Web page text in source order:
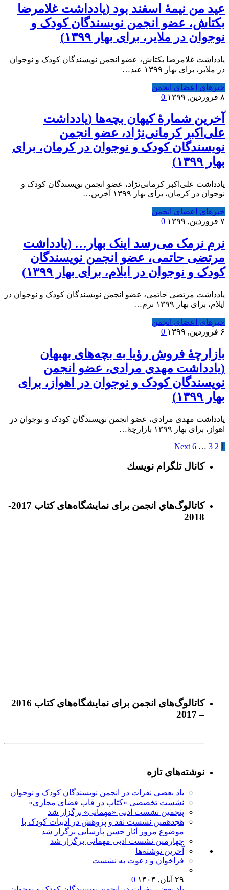
عید من نیمۀ اسفند بود (یادداشت غلامرضا
بکتاش، عضو انجمن نویسندگان کودک و
نوجوان در ملایر، برای بهار ۱۳۹۹)
یادداشت غلامرضا بکتاش، عضو انجمن نویسندگان کودک و نوجوان
در ملایر، برای بهار ۱۳۹۹ عید…
خبرهای اعضای انجمن
۸ فروردین, ۱۳۹۹
آخرین شمارۀ کیهان بچه‌ها (یادداشت
علی‌اکبر کرمانی‌نژاد، عضو انجمن
نویسندگان کودک و نوجوان در کرمان، برای
بهار ۱۳۹۹)
یادداشت علی‌اکبر کرمانی‌نژاد، عضو انجمن نویسندگان کودک و
نوجوان در کرمان، برای بهار ۱۳۹۹ آخرین…
خبرهای اعضای انجمن
۷ فروردین, ۱۳۹۹
نرم نرمک می‌رسد اینک بهار… (یادداشت
مرتضی حاتمی، عضو انجمن نویسندگان
کودک و نوجوان در ایلام، برای بهار ۱۳۹۹)
یادداشت مرتضی حاتمی، عضو انجمن نویسندگان کودک و نوجوان در
ایلام، برای بهار ۱۳۹۹ نرم…
خبرهای اعضای انجمن
۶ فروردین, ۱۳۹۹
بازارچۀ فروش رؤیا به بچه‌های بهبهان
(یادداشت مهدی مرادی، عضو انجمن
نویسندگان کودک و نوجوان در اهواز، برای
بهار ۱۳۹۹)
یادداشت مهدی مرادی، عضو انجمن نویسندگان کودک و نوجوان در
اهواز، برای بهار ۱۳۹۹ بازارچۀ…
1
2
3
…
6
Next
كانال تلگرام نويسك
كاتالوگ‌هاي انجمن برای نمايشگاه‌های كتاب 2017-
2018
كاتالوگ‌های انجمن برای نمايشگاه‌های كتاب 2016
– 2017
نوشته‌های تازه
یاد بعضی نفرات در انجمن نویسندگان کودک و نوجوان
نشست تخصصی «کتاب در قاب فضای مجازی»
پنجمین نشست ادبی «مهمانی» برگزار شد
هجدهمین نشست نقد و پژوهش در ادبیات کودک با
موضوع مرور آثار حسن پارسایی برگزار شد
چهارمین نشست ادبی مهمانی برگزار شد
آخرين‌ نوشته‌ها
فراخوان و دعوت به نشست
۲۹ آبان, ۱۴۰۴